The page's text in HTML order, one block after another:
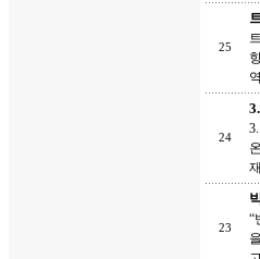
25
24
23
“